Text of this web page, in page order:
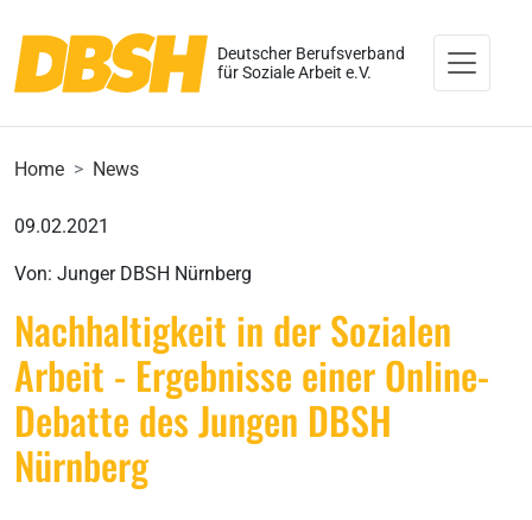
Deutscher Berufsverband
für Soziale Arbeit e.V.
Home News
09.02.2021
Von: Junger DBSH Nürnberg
Nachhaltigkeit in der Sozialen
Arbeit - Ergebnisse einer Online-
Debatte des Jungen DBSH
Nürnberg